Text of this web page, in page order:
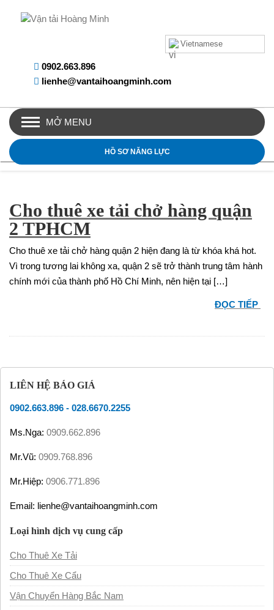
Vietnamese
0902.663.896
lienhe@vantaihoangminh.com
MỞ MENU
HỒ SƠ NĂNG LỰC
Cho thuê xe tải chở hàng quận
2 TPHCM
Cho thuê xe tải chở hàng quận 2 hiện đang là từ khóa khá hot.
Vì trong tương lai không xa, quận 2 sẽ trở thành trung tâm hành
chính mới của thành phố Hồ Chí Minh, nên hiện tại […]
ĐỌC TIẾP
LIÊN HỆ BÁO GIÁ
0902.663.896 - 028.6670.2255
Ms.Nga: 0909.662.896
Mr.Vũ: 0909.768.896
Mr.Hiệp: 0906.771.896
Email: lienhe@vantaihoangminh.com
Loại hình dịch vụ cung cấp
Cho Thuê Xe Tải
Cho Thuê Xe Cẩu
Vận Chuyển Hàng Bắc Nam